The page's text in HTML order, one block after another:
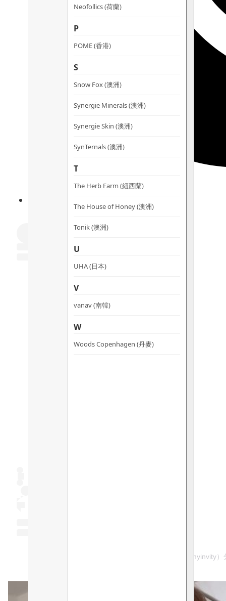
Neofollics (荷蘭)
P
POME (香港)
S
Snow Fox (澳洲)
Synergie Minerals (澳洲)
Synergie Skin (澳洲)
SynTernals (澳洲)
T
The Herb Farm (紐西蘭)
The House of Honey (澳洲)
Tonik (澳洲)
U
UHA (日本)
V
vanav (南韓)
W
Woods Copenhagen (丹麥)
INVITY | Anti-Ageing Skincare & Supplements（@myinvity）